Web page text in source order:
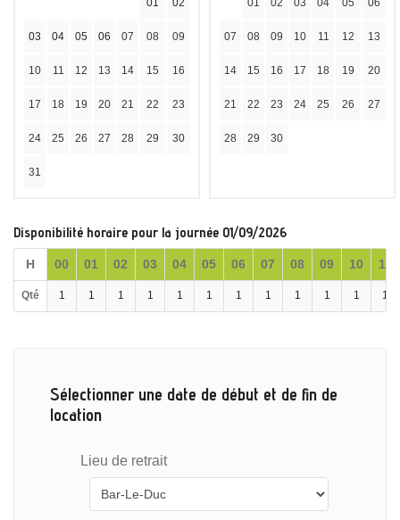
01 02
03 04 05 06 07 08 09
10 11 12 13 14 15 16
17 18 19 20 21 22 23
24 25 26 27 28 29 30
31
01 02 03 04 05 06
07 08 09 10 11 12 13
14 15 16 17 18 19 20
21 22 23 24 25 26 27
28 29 30
Disponibilité horaire pour la journée 01/09/2026
H 00 01 02 03 04 05 06 07 08 09 10 11
Qté 1 1 1 1 1 1 1 1 1 1 1 1
Sélectionner une date de début et de fin de
location
Lieu de retrait